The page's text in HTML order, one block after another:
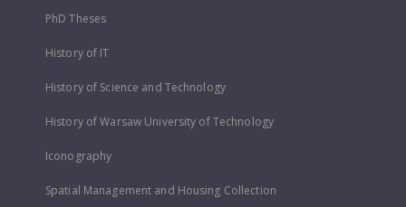
PhD Theses
History of IT
History of Science and Technology
History of Warsaw University of Technology
Iconography
Spatial Management and Housing Collection